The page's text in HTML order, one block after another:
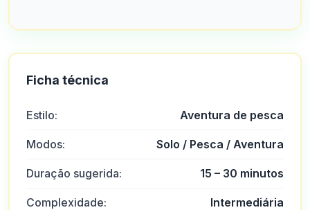
Ficha técnica
Estilo: Aventura de pesca
Modos: Solo / Pesca / Aventura
Duração sugerida: 15 – 30 minutos
Complexidade: Intermediária